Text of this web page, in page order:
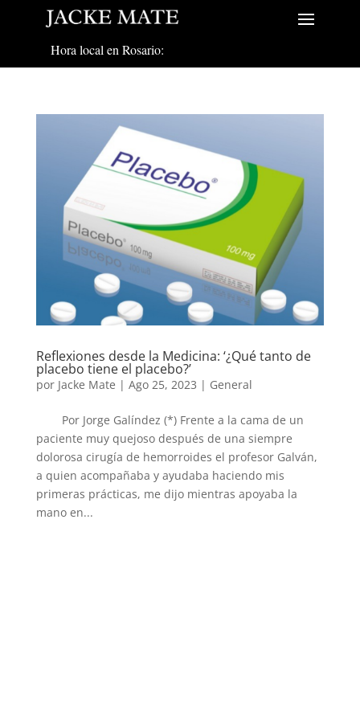
Hora local en Rosario:
Reflexiones desde la Medicina: ‘¿Qué tanto de
placebo tiene el placebo?’
por Jacke Mate | Ago 25, 2023 | General
Por Jorge Galíndez (*) Frente a la cama de un
paciente muy quejoso después de una siempre
dolorosa cirugía de hemorroides el profesor Galván,
a quien acompañaba y ayudaba haciendo mis
primeras prácticas, me dijo mientras apoyaba la
mano en...